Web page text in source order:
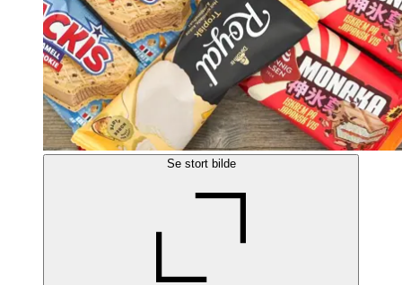
Se stort bilde